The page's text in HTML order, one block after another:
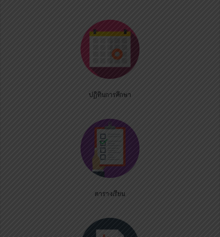
ปฏิทินการศึกษา
ตารางเรียน